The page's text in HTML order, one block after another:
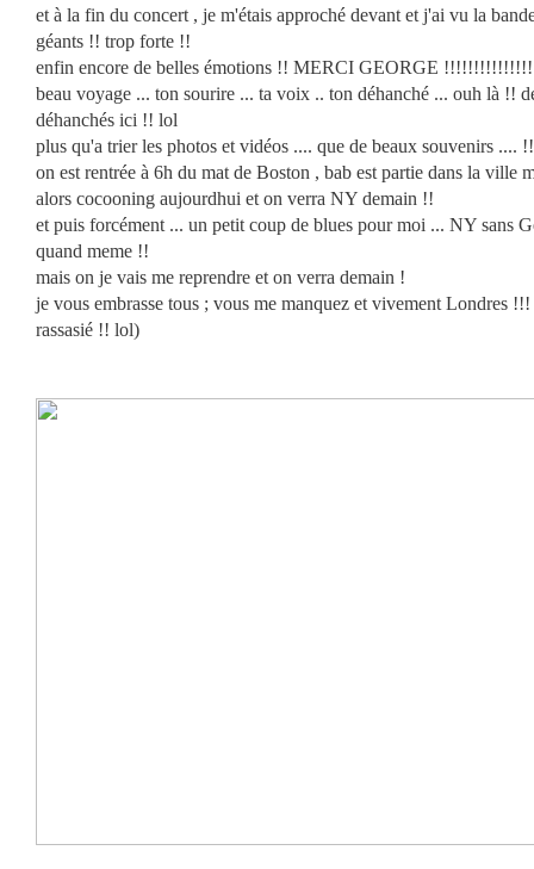
et à la fin du concert , je m'étais approché devant et j'ai vu la
géants !! trop forte !!
enfin encore de belles émotions !! MERCI GEORGE
beau voyage ... ton sourire ... ta voix .. ton déhanché ... ouh là !!
déhanchés ici !! lol
plus qu'a trier les photos et vidéos .... que de beaux souvenirs ....
on est rentrée à 6h du mat de Boston , bab est partie dans la ville
alors cocooning aujourdhui et on verra NY demain !!
et puis forcément ... un petit coup de blues pour moi ... NY sans
quand meme !!
mais on je vais me reprendre et on verra demain !
je vous embrasse tous ; vous me manquez et vivement Londres
rassasié !! lol)